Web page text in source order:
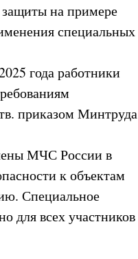
на примере
специальных
года работники
приказом Минтруда
МЧС России в
к объектам
Специальное
для всех участников